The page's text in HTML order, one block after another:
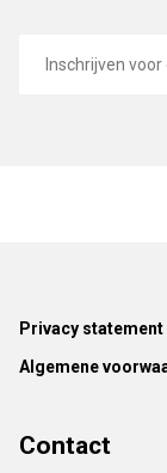
mailadres
Footer
Privacy statement
Algemene
Contact